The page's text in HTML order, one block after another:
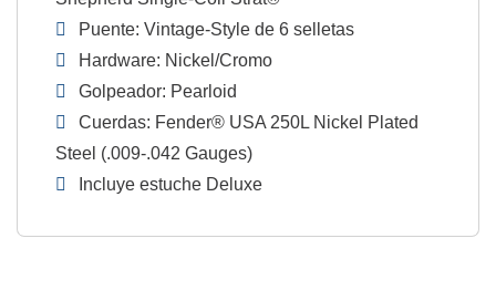
Puente: Vintage-Style de 6 selletas
Hardware: Nickel/Cromo
Golpeador: Pearloid
Cuerdas: Fender® USA 250L Nickel Plated
Steel (.009-.042 Gauges)
Incluye estuche Deluxe